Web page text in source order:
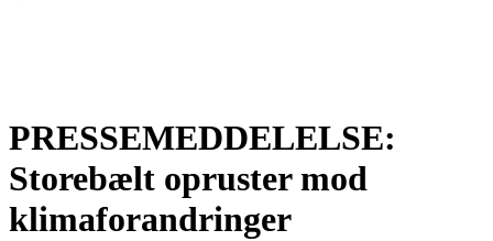
PRESSEMEDDELELSE:
Storebælt opruster mod
klimaforandringer